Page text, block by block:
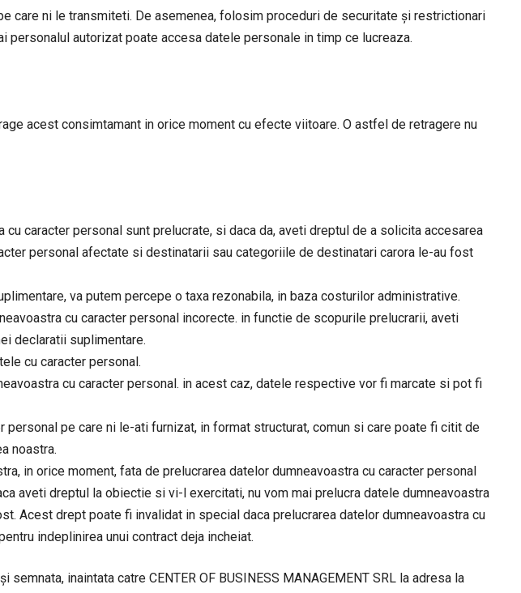
care ni le transmiteti. De asemenea, folosim proceduri de securitate şi restrictionari
autorizat poate accesa datele personale in timp ce lucreaza.
acest consimtamant in orice moment cu efecte viitoare. O astfel de retragere nu
caracter personal sunt prelucrate, si daca da, aveti dreptul de a solicita accesarea
personal afectate si destinatarii sau categoriile de destinatari carora le-au fost
va putem percepe o taxa rezonabila, in baza costurilor administrative.
cu caracter personal incorecte. in functie de scopurile prelucrarii, aveti
declaratii suplimentare.
cu caracter personal.
cu caracter personal. in acest caz, datele respective vor fi marcate si pot fi
pe care ni le-ati furnizat, in format structurat, comun si care poate fi citit de
noastra.
in orice moment, fata de prelucrarea datelor dumneavoastra cu caracter personal
aveti dreptul la obiectie si vi-l exercitati, nu vom mai prelucra datele dumneavoastra
Acest drept poate fi invalidat in special daca prelucrarea datelor dumneavoastra cu
indeplinirea unui contract deja incheiat.
inaintata catre CENTER OF BUSINESS MANAGEMENT SRL la adresa la